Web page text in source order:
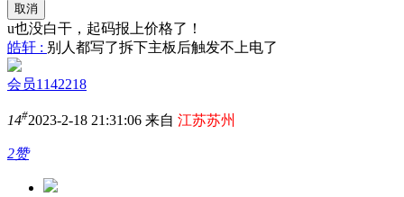
取消
u也没白干，起码报上价格了！
皓轩 : 别人都写了拆下主板后触发不上电了
会员1142218
14#2023-2-18 21:31:06 来自 江苏苏州
2赞